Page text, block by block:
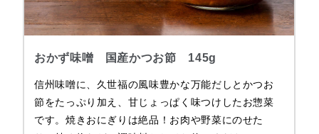
おかず味噌 国産かつお節 145g
信州味噌に、久世福の風味豊かな万能だしとかつお
節をたっぷり加え、甘じょっぱく味つけしたお惣菜
です。焼きおにぎりは絶品！お肉や野菜にのせた